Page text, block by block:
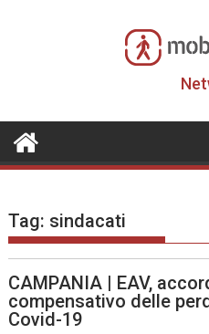
Tag: sindacati
CAMPANIA | EAV,
compensativo delle
Covid-19